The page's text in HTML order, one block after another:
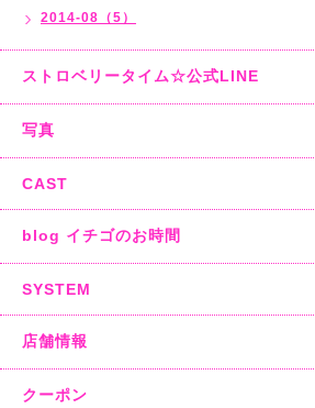
2014-08（5）
ストロベリータイム☆公式LINE
写真
CAST
blog イチゴのお時間
SYSTEM
店舗情報
クーポン